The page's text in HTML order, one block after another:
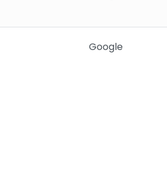
Google